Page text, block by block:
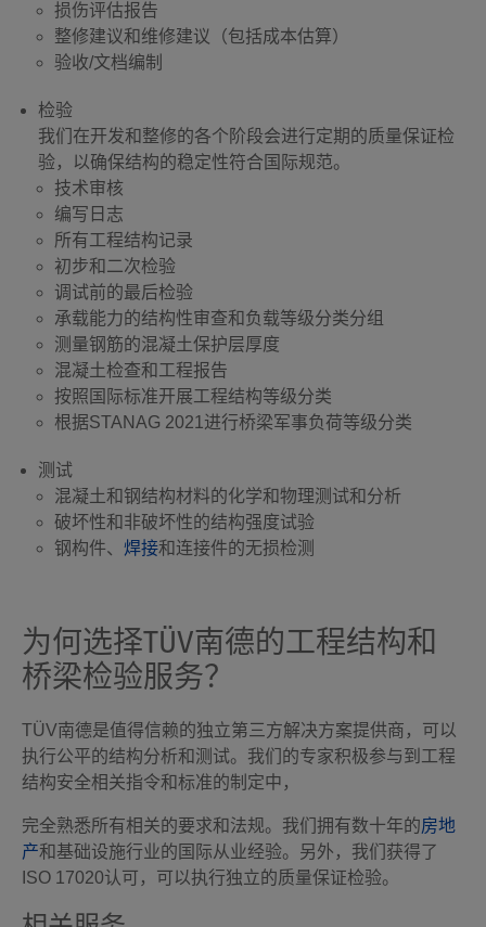
损伤评估报告
整修建议和维修建议（包括成本估算）
验收/文档编制
检验
我们在开发和整修的各个阶段会进行定期的质量保证检
验，以确保结构的稳定性符合国际规范。
技术审核
编写日志
所有工程结构记录
初步和二次检验
调试前的最后检验
承载能力的结构性审查和负载等级分类分组
测量钢筋的混凝土保护层厚度
混凝土检查和工程报告
按照国际标准开展工程结构等级分类
根据STANAG 2021进行桥梁军事负荷等级分类
测试
混凝土和钢结构材料的化学和物理测试和分析
破坏性和非破坏性的结构强度试验
钢构件、焊接和连接件的无损检测
为何选择TÜV南德的工程结构和
桥梁检验服务？
TÜV南德是值得信赖的独立第三方解决方案提供商，可以
执行公平的结构分析和测试。我们的专家积极参与到工程
结构安全相关指令和标准的制定中，
完全熟悉所有相关的要求和法规。我们拥有数十年的房地
产和基础设施行业的国际从业经验。另外，我们获得了
ISO 17020认可，可以执行独立的质量保证检验。